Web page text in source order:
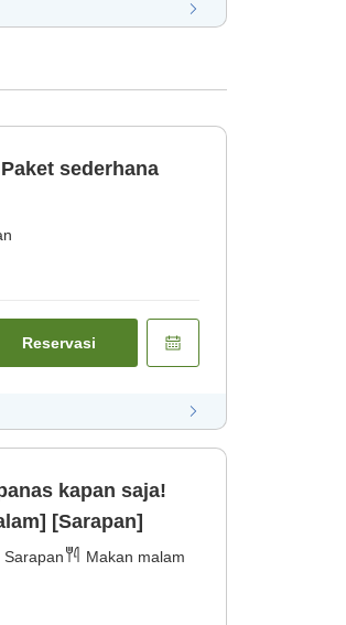
sederhana
Reservasi
kapan saja!
[Sarapan]
Sarapan
Makan malam